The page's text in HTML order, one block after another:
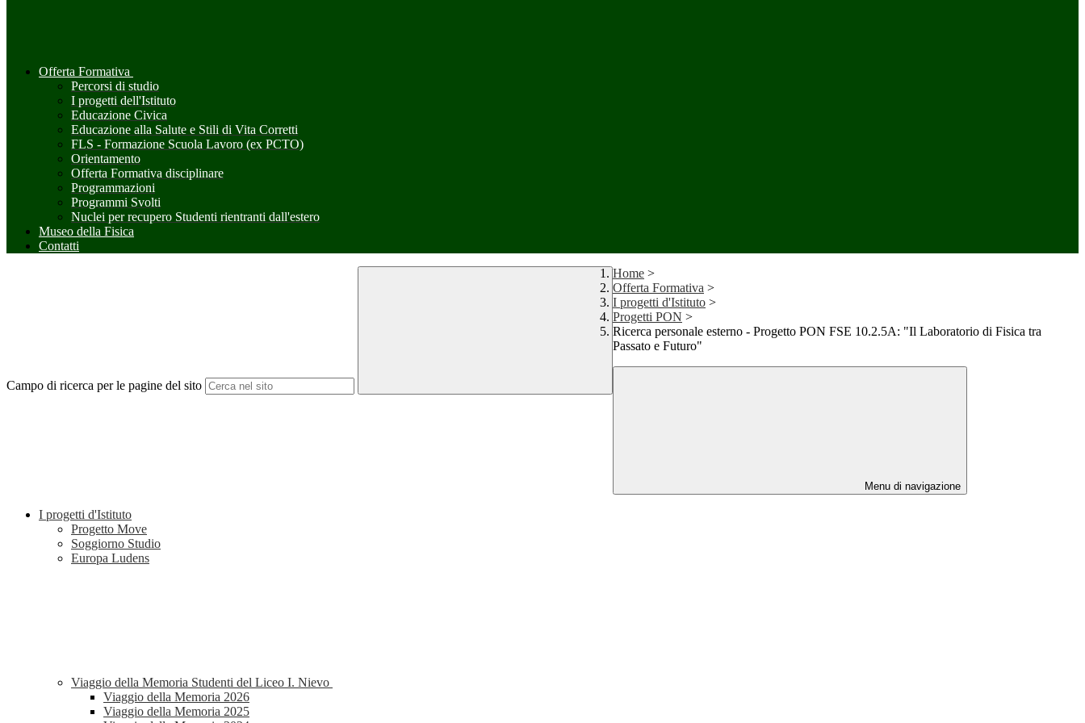
Offerta Formativa
Percorsi di studio
I progetti dell'Istituto
Educazione Civica
Educazione alla Salute e Stili di Vita Corretti
FLS - Formazione Scuola Lavoro (ex PCTO)
Orientamento
Offerta Formativa disciplinare
Programmazioni
Programmi Svolti
Nuclei per recupero Studenti rientranti dall'estero
Museo della Fisica
Contatti
Campo di ricerca per le pagine del sito
Home >
Offerta Formativa >
I progetti d'Istituto >
Progetti PON >
Ricerca personale esterno - Progetto PON FSE 10.2.5A: "Il Laboratorio di Fisica tra
Passato e Futuro"
Menu di navigazione
I progetti d'Istituto
Progetto Move
Soggiorno Studio
Europa Ludens
Viaggio della Memoria Studenti del Liceo I. Nievo
Viaggio della Memoria 2026
Viaggio della Memoria 2025